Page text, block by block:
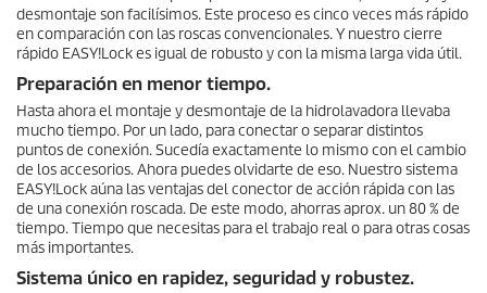
desmontaje son facilísimos. Este proceso es cinco veces más rápido
en comparación con las roscas convencionales. Y nuestro cierre
rápido EASY!Lockes igual de robusto y con la misma larga vida útil.
Preparación en menor tiempo.
Hasta ahora el montaje y desmontaje de la hidrolavadora llevaba
mucho tiempo. Por un lado, para conectar o separar distintos
puntos de conexión. Sucedía exactamente lo mismo con el cambio
de los accesorios. Ahora puedes olvidarte de eso. Nuestro sistema
EASY!Lockaúna las ventajas del conector de acción rápida con las
de una conexión roscada. De este modo, ahorras aprox. un 80 % de
tiempo. Tiempo que necesitas para el trabajo real o para otras cosas
más importantes.
Sistema único en rapidez, seguridad y robustez.